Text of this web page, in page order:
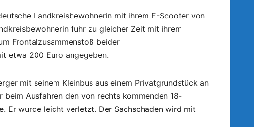
Landkreisbewohnerin mit ihrem E-Scooter von
fuhr zu gleicher Zeit mit ihrem
Frontalzusammenstoß beider
etwa 200 Euro angegeben.
mit seinem Kleinbus aus einem Privatgrundstück an
Ausfahren den von rechts kommenden 18-
Er wurde leicht verletzt. Der Sachschaden wird mit